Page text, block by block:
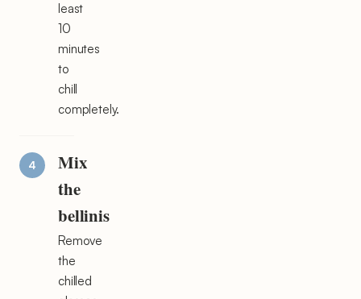
least
10
minutes
to
chill
completely.
Mix
the
bellinis
Remove
the
chilled